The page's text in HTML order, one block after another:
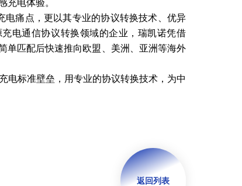
痛点，更以其专业的协议转换技术、优异
电通信协议转换领域的企业，瑞凯诺凭借
单匹配后快速推向欧盟、美洲、亚洲等海外
电标准壁垒，用专业的协议转换技术，为中
返回列表